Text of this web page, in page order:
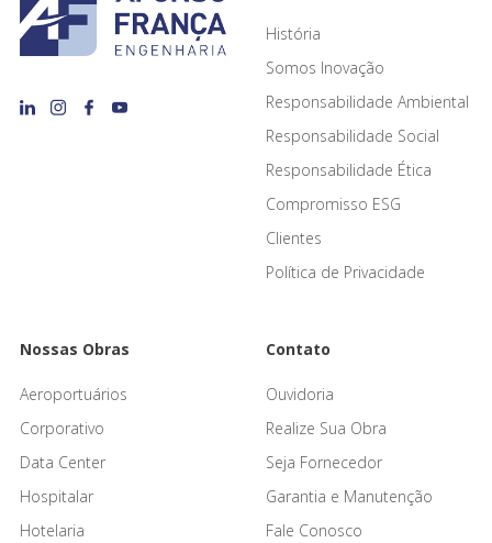
História
Somos Inovação
Responsabilidade Ambiental
Responsabilidade Social
Responsabilidade Ética
Compromisso ESG
Clientes
Política de Privacidade
Nossas Obras
Aeroportuários
Corporativo
Data Center
Hospitalar
Hotelaria
Contato
Ouvidoria
Realize Sua Obra
Seja Fornecedor
Garantia e Manutenção
Fale Conosco